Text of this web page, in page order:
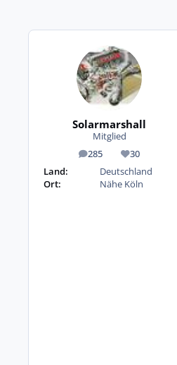
Solarmarshall
Mitglied
285
Beiträge 30
Reputation
Land:
Deutschland
Ort:
Nähe Köln